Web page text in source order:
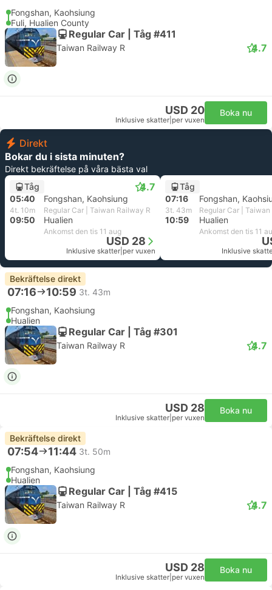
Fongshan, Kaohsiung
Fuli, Hualien County
Regular Car | Tåg #411
Taiwan Railway R 4.7
USD 20
Inklusive skatter per vuxen
Boka nu
Direkt
Bokar du i sista minuten?
Direkt bekräftelse på våra bästa val
Tåg
4.7
05:40 Fongshan, Kaohsiung
4t. 10m Regular Car | Taiwan Railway R
09:50 Hualien
Ankomst den tis 11 aug
USD 28
Inklusive skatter per vuxen
Tåg
07:16
Fongshan,
3t. 43m Regular Car |
10:59 Hualien
Ankomst den tis 11
Inklusive
Bekräftelse direkt
07:16 10:59 3t. 43m
Fongshan, Kaohsiung
Hualien
Regular Car | Tåg #301
Taiwan Railway R 4.7
USD 28
Inklusive skatter per vuxen
Boka nu
Bekräftelse direkt
07:54 11:44 3t. 50m
Fongshan, Kaohsiung
Hualien
Regular Car | Tåg #415
Taiwan Railway R 4.7
USD 28
Inklusive skatter per vuxen
Boka nu